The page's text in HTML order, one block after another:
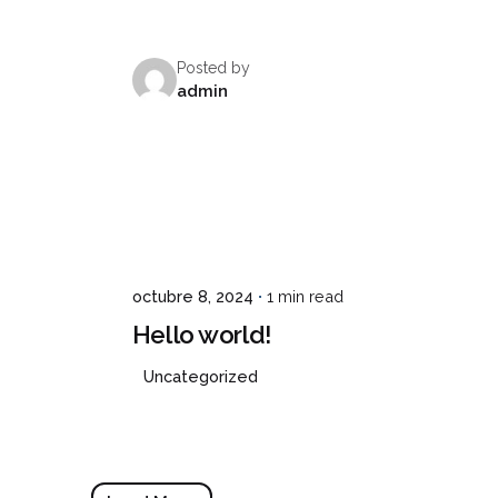
CONCEPTO SERVICIOS
Posted by
admin
octubre 8, 2024 1 min read
Hello world!
Uncategorized